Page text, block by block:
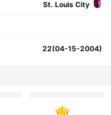
St. Louis City
22(04-15-2004)